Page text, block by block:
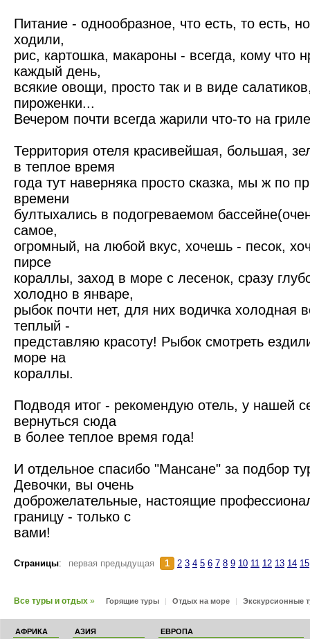
Питание - однообразное, что есть, то есть,
ходили,
рис, картошка, макароны - всегда, кому что
каждый день,
всякие овощи, просто так и в виде
пироженки...
Вечером почти всегда жарили что-то на
Территория отеля красивейшая, большая,
в теплое время
года тут наверняка просто сказка, мы ж по
времени
бултыхались в подогреваемом
самое,
огромный, на любой вкус, хочешь - песок,
пирсе
кораллы, заход в море с лесенок, сразу
холодно в январе,
рыбок почти нет, для них водичка холодная
теплый -
представляю красоту! Рыбок смотреть
море на
кораллы.
Подводя итог - рекомендую отель, у нашей
вернуться сюда
в более теплое время года!
И отдельное спасибо "Мансане" за подбор
Девочки, вы очень
доброжелательные, настоящие
границу - только с
вами!
Страницы: первая предыдущая 1 2 3 4 5 6 7 8 9 10 11 12 13 14 15
Все туры и отдых » Горящие туры | Отдых на море | Экскурсионные
АФРИКА
АЗИЯ
ЕВРОПА